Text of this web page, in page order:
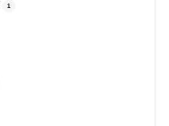
1